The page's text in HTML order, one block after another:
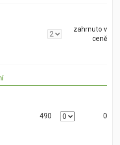
zahrnuto v
ceně
490 0